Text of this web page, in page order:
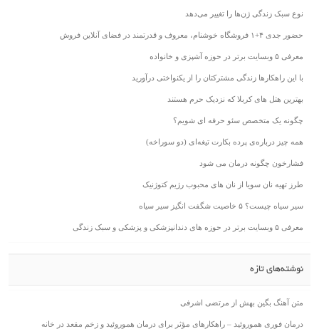
نوع سبک زندگی ژن‌ها را تغییر می‌دهد
حضور جدی ۴+۱ فروشگاه خوشنام، معروف و قدرتمند در فضای آنلاین فروش
معرفی ۵ وبسایت برتر در حوزه آشپزی و خانواده
با این راهکارها زندگی مشترکتان را از یکنواختی درآورید
بهترین هتل های کربلا که نزدیک حرم هستند
چگونه یک متخصص سئو حرفه ای شویم؟
همه چیز درباره‌ی پرده بکارت تیغه‌ای (دو سوراخه)
فشارخون چگونه درمان می شود
طرز تهیه نان سویا از نان های محبوب رژیم کتوژنیک
سیر سیاه چیست؟ ۵ خاصیت شگفت انگیز سیر سیاه
معرفی ۵ وبسایت برتر در حوزه های دندانپزشکی و پزشکی و سبک زندگی
نوشته‌های تازه
متن آهنگ بگین بهش از مرتضی اشرفی
درمان فوری هموروئید – راهکارهای مؤثر برای درمان هموروئید و زخم مقعد در خانه